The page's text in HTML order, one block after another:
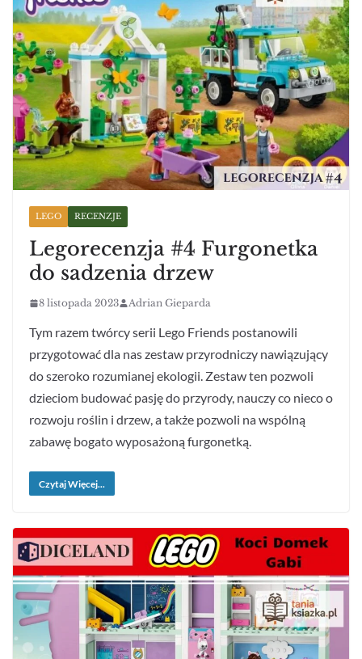
LEGO RECENZJE
Legorecenzja #4 Furgonetka
do sadzenia drzew
8 listopada 2023 Adrian Gieparda
Tym razem twórcy serii Lego Friends postanowili
przygotować dla nas zestaw przyrodniczy nawiązujący
do szeroko rozumianej ekologii. Zestaw ten pozwoli
dzieciom budować pasję do przyrody, nauczy co nieco o
rozwoju roślin i drzew, a także pozwoli na wspólną
zabawę bogato wyposażoną furgonetką.
Czytaj Więcej...